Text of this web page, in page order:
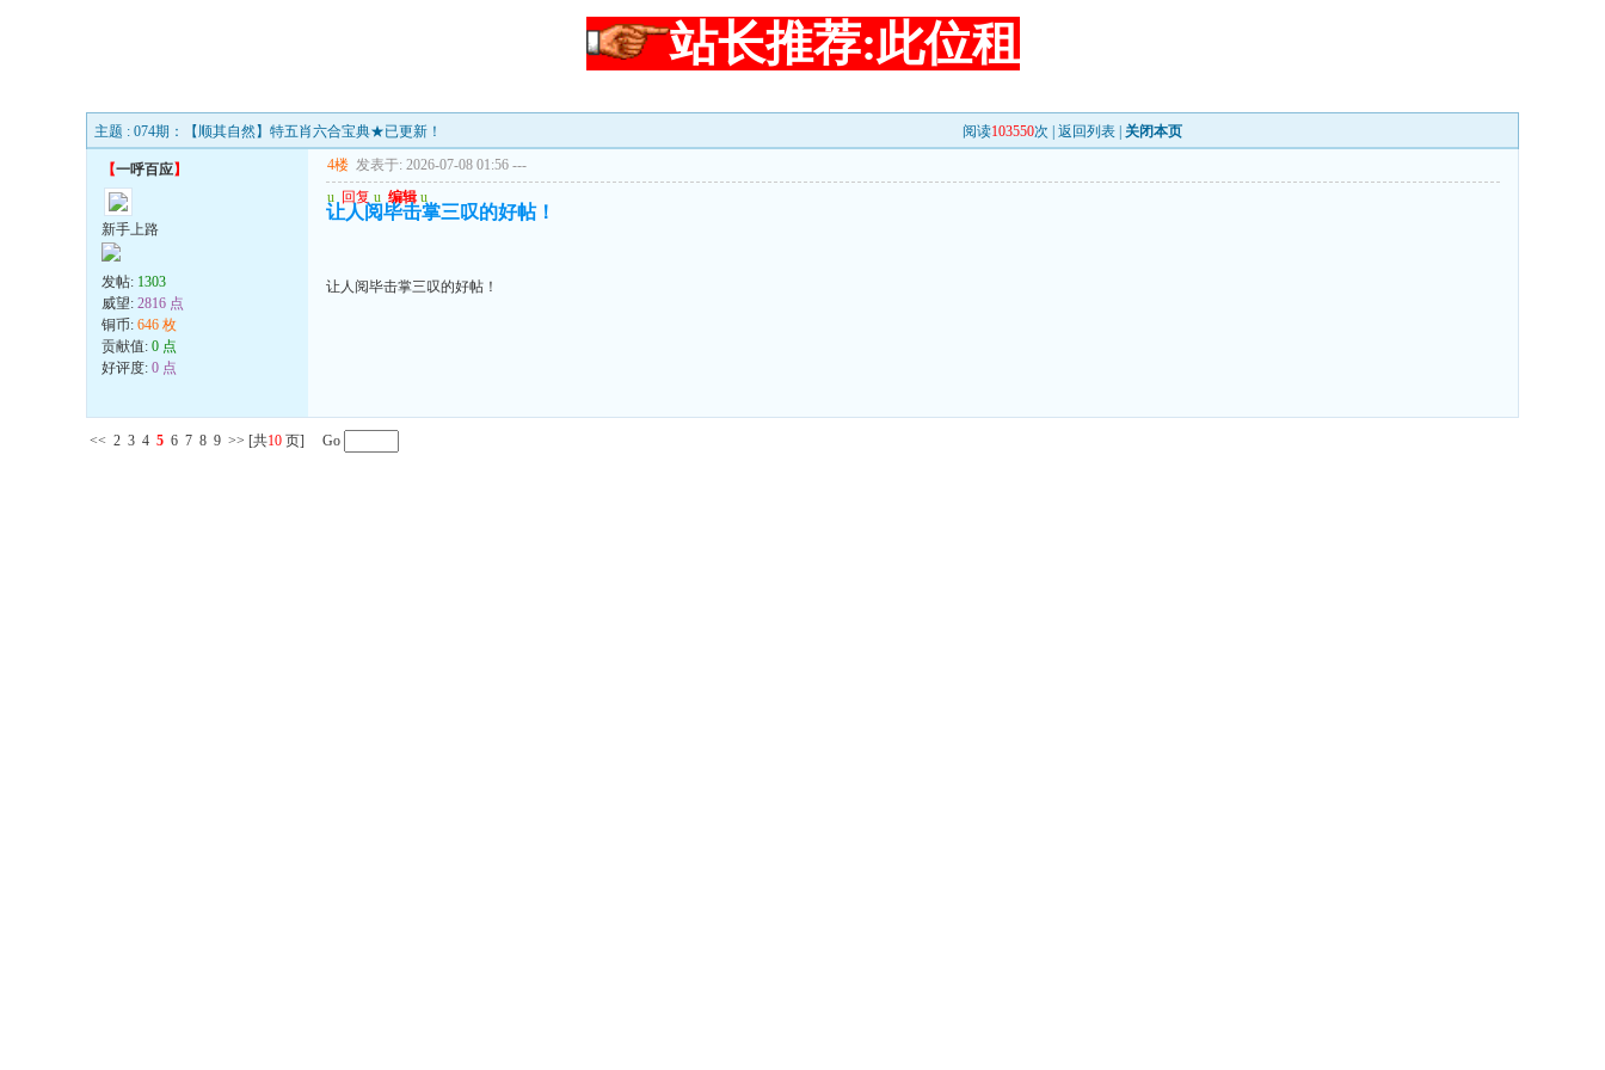
站长推荐:此位租
主题 : 074期：【顺其自然】特五肖六合宝典★已更新！ 阅读103550次 | 返回列表 关闭本页
【一呼百应】
新手上路
发帖: 1303
威望: 2816 点
铜币: 646 枚
贡献值: 0 点
好评度: 0 点
4楼 发表于: 2026-07-08 01:56 ---
u 回复 u 编辑 u
让人阅毕击掌三叹的好帖！
让人阅毕击掌三叹的好帖！
<< 2 3 4 5 6 7 8 9 >> [共10 页] Go